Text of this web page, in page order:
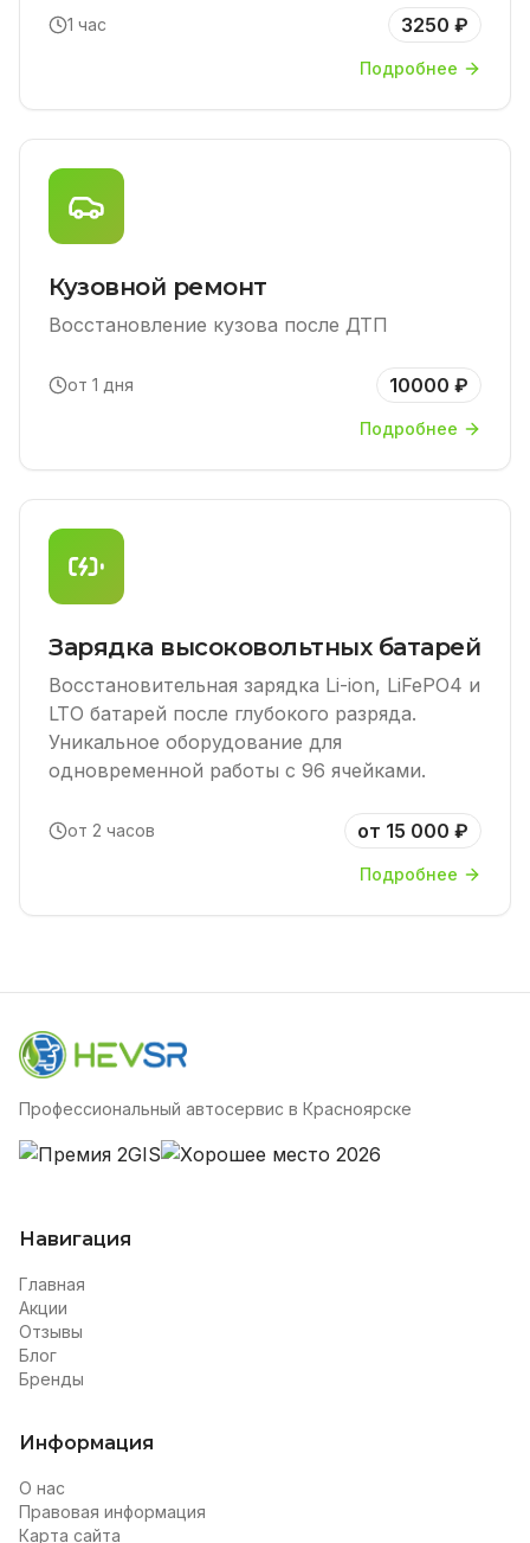
1 час 3250 ₽
Подробнее
Кузовной ремонт
Восстановление кузова после ДТП
от 1 дня 10000 ₽
Подробнее
Зарядка высоковольтных батарей
Восстановительная зарядка Li-ion, LiFePO4 и
LTO батарей после глубокого разряда.
Уникальное оборудование для
одновременной работы с 96 ячейками.
от 2 часов от 15 000 ₽
Подробнее
Профессиональный автосервис в Красноярске
Навигация
Главная
Акции
Отзывы
Блог
Бренды
Информация
О нас
Правовая информация
Карта сайта